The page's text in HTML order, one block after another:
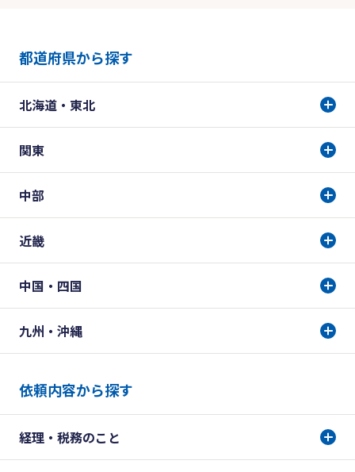
都道府県から探す
北海道・東北
関東
中部
近畿
中国・四国
九州・沖縄
依頼内容から探す
経理・税務のこと